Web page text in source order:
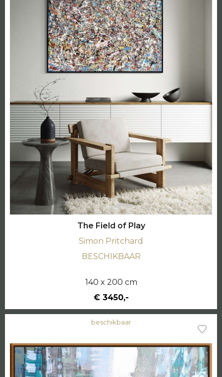
The Field of Play
Simon Pritchard
BESCHIKBAAR
140 x 200 cm
€ 3450,-
beschikbaar